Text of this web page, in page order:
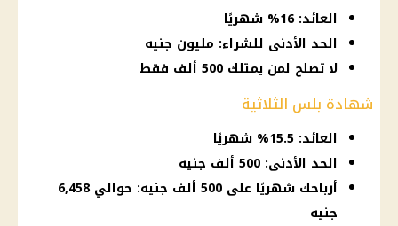
العائد: 16% شهريًا
الحد الأدنى للشراء: مليون جنيه
لا تصلح لمن يمتلك 500 ألف فقط
شهادة بلس الثلاثية
العائد: 15.5% شهريًا
الحد الأدنى: 500 ألف جنيه
أرباحك شهريًا على 500 ألف جنيه: حوالي 6,458
جنيه